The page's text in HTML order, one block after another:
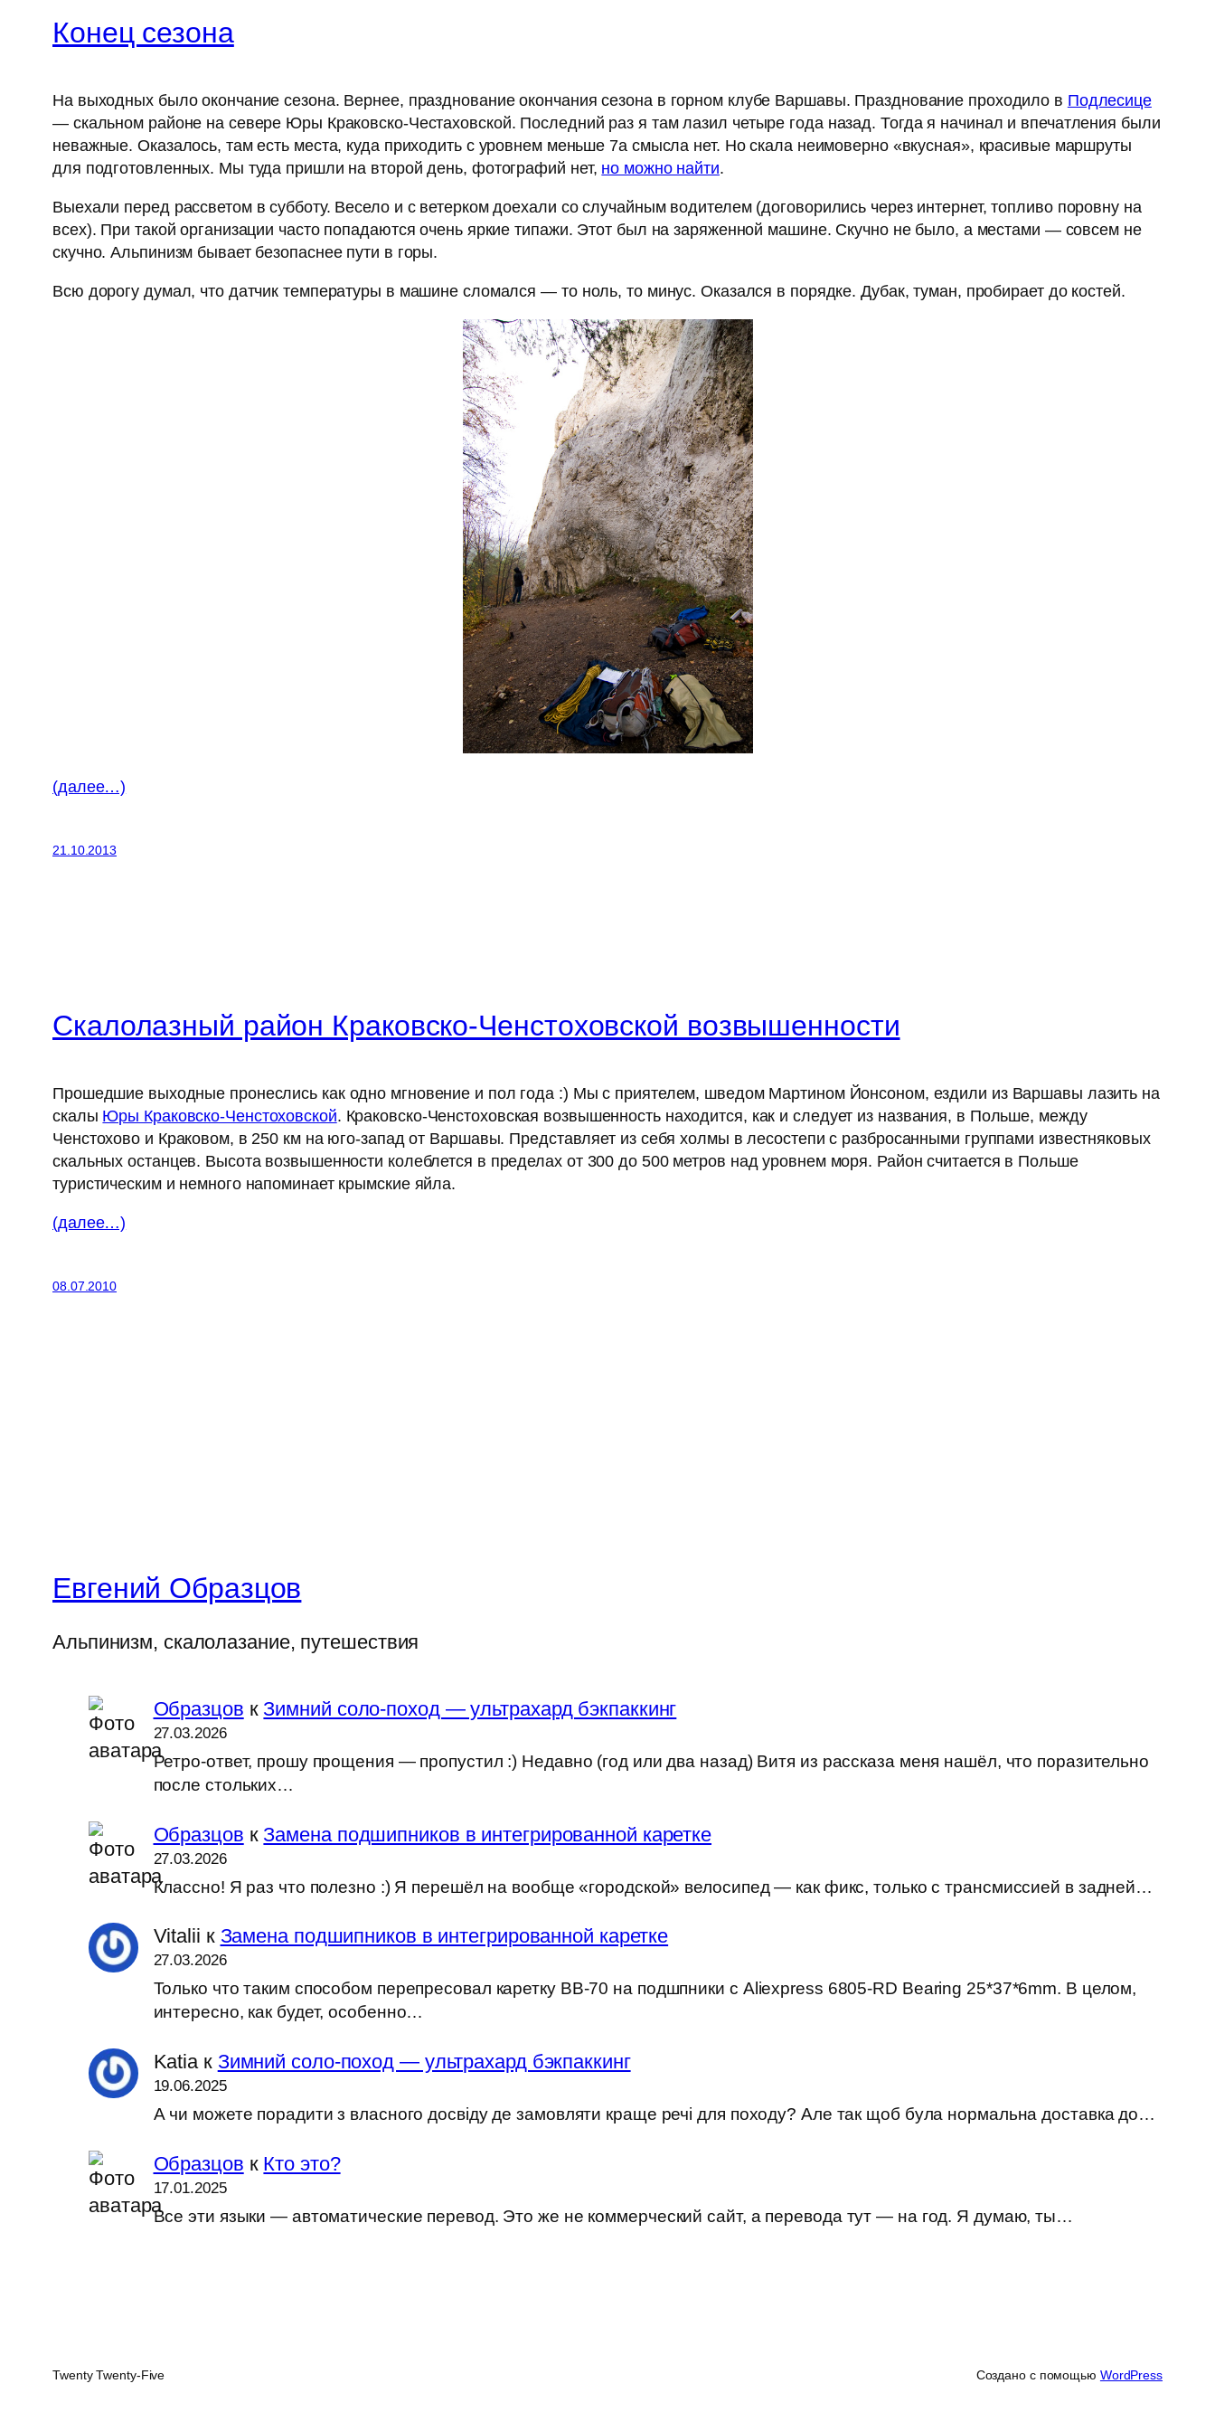
Конец сезона
На выходных было окончание сезона. Вернее, празднование окончания сезона в горном клубе Варшавы. Празднование проходило в Подлесице
— скальном районе на севере Юры Краковско-Честаховской. Последний раз я там лазил четыре года назад. Тогда я начинал и впечатления были
неважные. Оказалось, там есть места, куда приходить с уровнем меньше 7а смысла нет. Но скала неимоверно «вкусная», красивые маршруты
для подготовленных. Мы туда пришли на второй день, фотографий нет, но можно найти.
Выехали перед рассветом в субботу. Весело и с ветерком доехали со случайным водителем (договорились через интернет, топливо поровну на
всех). При такой организации часто попадаются очень яркие типажи. Этот был на заряженной машине. Скучно не было, а местами — совсем не
скучно. Альпинизм бывает безопаснее пути в горы.
Всю дорогу думал, что датчик температуры в машине сломался — то ноль, то минус. Оказался в порядке. Дубак, туман, пробирает до костей.
(далее…)
21.10.2013
Скалолазный район Краковско-Ченстоховской возвышенности
Прошедшие выходные пронеслись как одно мгновение и пол года :) Мы с приятелем, шведом Мартином Йонсоном, ездили из Варшавы лазить на
скалы Юры Краковско-Ченстоховской. Краковско-Ченстоховская возвышенность находится, как и следует из названия, в Польше, между
Ченстохово и Краковом, в 250 км на юго-запад от Варшавы. Представляет из себя холмы в лесостепи с разбросанными группами известняковых
скальных останцев. Высота возвышенности колеблется в пределах от 300 до 500 метров над уровнем моря. Район считается в Польше
туристическим и немного напоминает крымские яйла.
(далее…)
08.07.2010
Евгений Образцов
Альпинизм, скалолазание, путешествия
Образцов к Зимний соло-поход — ультрахард бэкпаккинг
27.03.2026
Ретро-ответ, прошу прощения — пропустил :) Недавно (год или два назад) Витя из рассказа меня нашёл, что поразительно
после стольких…
Образцов к Замена подшипников в интегрированной каретке
27.03.2026
Классно! Я раз что полезно :) Я перешёл на вообще «городской» велосипед — как фикс, только с трансмиссией в задней…
Vitalii к Замена подшипников в интегрированной каретке
27.03.2026
Только что таким способом перепресовал каретку BB-70 на подшпники с Aliexpress 6805-RD Bearing 25*37*6mm. В целом,
интересно, как будет, особенно…
Katiaк Зимний соло-поход — ультрахард бэкпаккинг
19.06.2025
А чи можете порадити з власного досвіду де замовляти краще речі для походу? Але так щоб була нормальна доставка до…
Образцов к Кто это?
17.01.2025
Все эти языки — автоматические перевод. Это же не коммерческий сайт, а перевода тут — на год. Я думаю, ты…
Twenty Twenty-Five Создано с помощью WordPress